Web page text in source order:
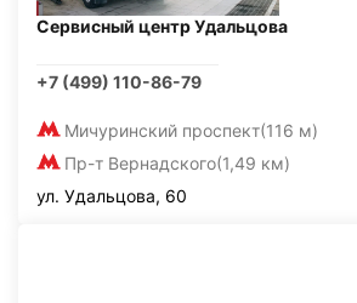
Сервисный центр Удальцова
+7 (499) 110-86-79
Мичуринский проспект(116 м)
Пр-т Вернадского(1,49 км)
ул. Удальцова, 60